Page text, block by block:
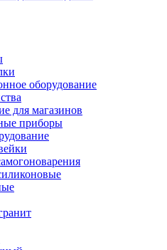
оборудование
для магазинов
приборы